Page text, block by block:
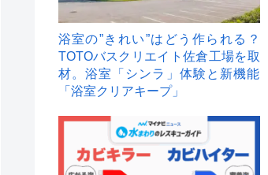
浴室の”きれい”はどう作られる？
TOTOバスクリエイト佐倉工場を取
材。浴室「シンラ」体験と新機能
「浴室クリアキープ」